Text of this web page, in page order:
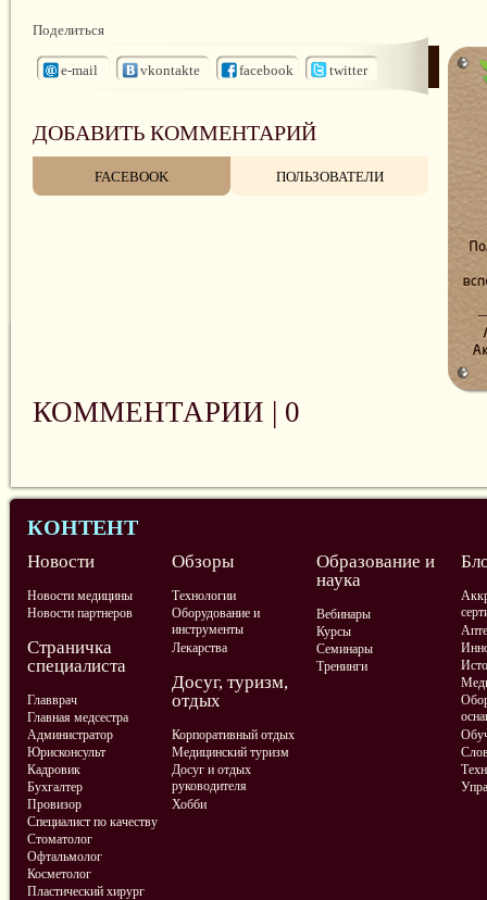
Поделиться
e-mail vkontakte facebook twitter
ДОБАВИТЬ КОММЕНТАРИЙ
FACEBOOK ПОЛЬЗОВАТЕЛИ
КОММЕНТАРИИ | 0
КОНТЕНТ
Новости
Новости медицины
Новости партнеров
Обзоры
Технологии
Оборудование и
инструменты
Лекарства
Образование и
наука
Вебинары
Курсы
Семинары
Тренинги
Страничка
специалиста
Главврач
Главная медсестра
Администратор
Юрисконсульт
Кадровик
Бухгалтер
Провизор
Специалист по качеству
Стоматолог
Офтальмолог
Косметолог
Пластический хирург
Досуг, туризм,
отдых
Корпоративный отдых
Медицинский туризм
Досуг и отдых
руководителя
Хобби